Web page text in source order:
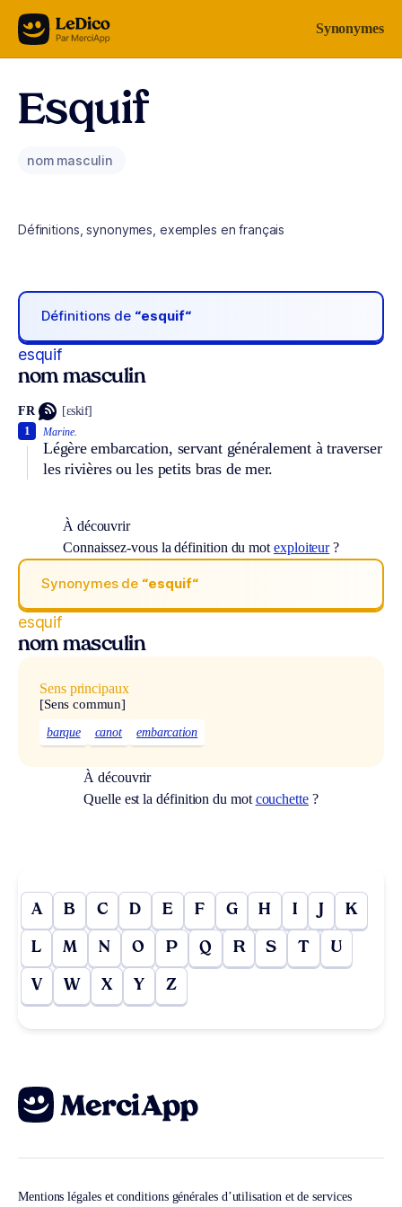
Aller au contenu Synonymes
Esquif
nom masculin
Définitions, synonymes, exemples en français
Définitions de “esquif“
esquif
nom masculin
FR [ɛskif]
Marine.
Légère embarcation, servant généralement à traverser
les rivières ou les petits bras de mer.
1
À découvrir
Connaissez-vous la définition du mot exploiteur?
Synonymes de “esquif“
esquif
nom masculin
Sens principaux
[Sens commun]
barque canot embarcation
À découvrir
Quelle est la définition du mot couchette?
A B C D E F G H I J K
L M N O P Q R S T U
V W X Y Z
Mentions légales et conditions générales d’utilisation et de services